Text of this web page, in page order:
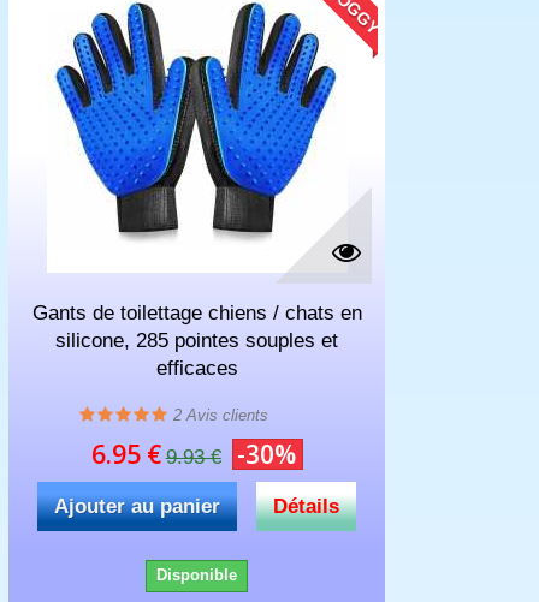
Gants de toilettage chiens / chats en
silicone, 285 pointes souples et
efficaces
2 Avis clients
6.95 € 9.93 € -30%
Ajouter au panier Détails
Disponible